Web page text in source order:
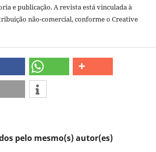
e publicação. A revista está vinculada à
não-comercial, conforme o Creative
pelo mesmo(s) autor(es)